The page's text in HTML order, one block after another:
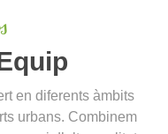
en diferents àmbits
urbans. Combinem